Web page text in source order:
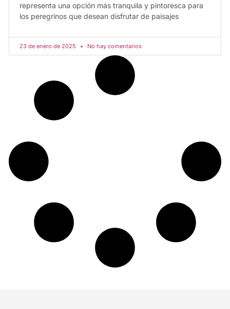
representa una opción más tranquila y pintoresca para
los peregrinos que desean disfrutar de paisajes
23 de enero de 2025 No hay comentarios